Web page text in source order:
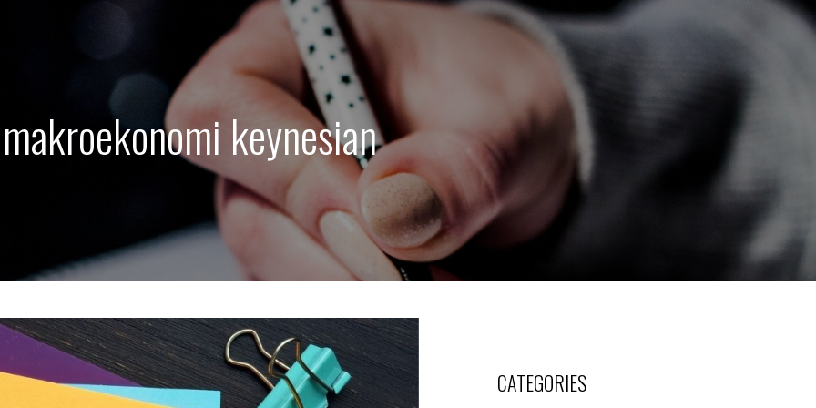
keynesian
CATEGORIES